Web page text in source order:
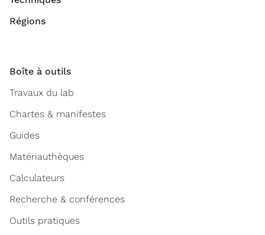
Régions
Boîte à outils
Travaux du lab
Chartes & manifestes
Guides
Matériauthèques
Calculateurs
Recherche & conférences
Outils pratiques